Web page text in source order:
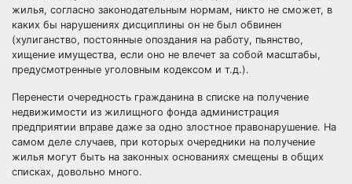
жилья, согласно законодательным нормам, никто не сможет, в
каких бы нарушениях дисциплины он не был обвинен
(хулиганство, постоянные опоздания на работу, пьянство,
хищение имущества, если оно не влечет за собой масштабы,
предусмотренные уголовным кодексом и т.д.).
Перенести очередность гражданина в списке на получение
недвижимости из жилищного фонда администрация
предприятии вправе даже за одно злостное правонарушение. На
самом деле случаев, при которых очередники на получение
жилья могут быть на законных основаниях смещены в общих
списках, довольно много.